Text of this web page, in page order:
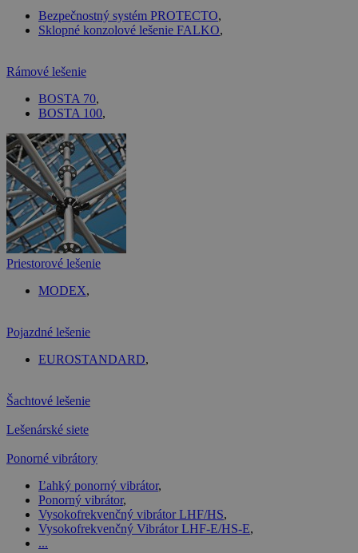
Bezpečnostný systém PROTECTO,
Sklopné konzolové lešenie FALKO,
Rámové lešenie
BOSTA 70,
BOSTA 100,
Priestorové lešenie
MODEX,
Pojazdné lešenie
EUROSTANDARD,
Šachtové lešenie
Lešenárské siete
Ponorné vibrátory
Ľahký ponorný vibrátor,
Ponorný vibrátor,
Vysokofrekvenčný vibrátor LHF/HS,
Vysokofrekvenčný Vibrátor LHF-E/HS-E,
...